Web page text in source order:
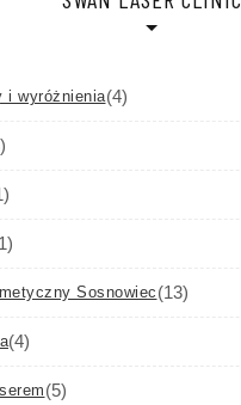
i wyróżnienia(4)
Sosnowiec (13)
(4)
(5)